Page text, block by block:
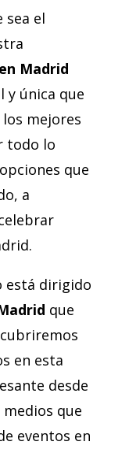
sea el
Madrid
y única que
mejores
todo lo
que
a
está dirigido
que
en esta
desde
que
eventos en